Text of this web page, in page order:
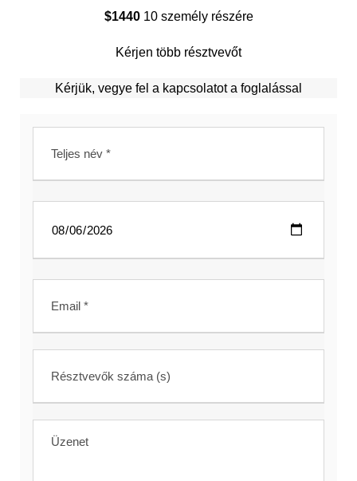
$1440 10 személy részére
Kérjen több résztvevőt
Kérjük, vegye fel a kapcsolatot a foglalással